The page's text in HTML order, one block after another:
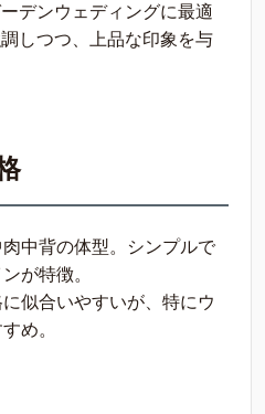
デンウェディングに最適
しつつ、上品な印象を与
肉中背の体型。シンプルで
が特徴。
似合いやすいが、特にウ
め。